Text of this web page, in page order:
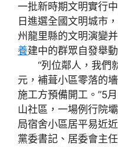
一批新時期文明實行
日進選全國文明城市
州龍里縣的文明演變
養建中的群眾自發舉動
“列位鄰人，我們
元，補葺小區零落的
施工方預備開工。”5
山社區，一場例行院
局宿舍小區居平易近
黨委書記、居委會主